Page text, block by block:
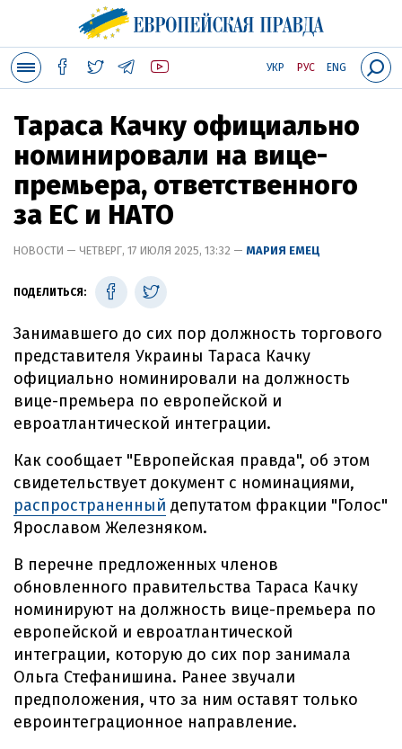
УКР РУС ENG
Тараса Качку официально
номинировали на вице-
премьера, ответственного
за ЕС и НАТО
НОВОСТИ — ЧЕТВЕРГ, 17 ИЮЛЯ 2025, 13:32 — МАРИЯ ЕМЕЦ
ПОДЕЛИТЬСЯ:
Занимавшего до сих пор должность торгового
представителя Украины Тараса Качку
официально номинировали на должность
вице-премьера по европейской и
евроатлантической интеграции.
Как сообщает "Европейская правда", об этом
свидетельствует документ с номинациями,
распространенный депутатом фракции "Голос"
Ярославом Железняком.
В перечне предложенных членов
обновленного правительства Тараса Качку
номинируют на должность вице-премьера по
европейской и евроатлантической
интеграции, которую до сих пор занимала
Ольга Стефанишина. Ранее звучали
предположения, что за ним оставят только
евроинтеграционное направление.